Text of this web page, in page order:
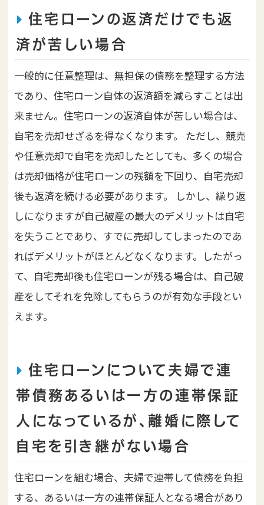
住宅ローンの返済だけでも返
済が苦しい場合
一般的に任意整理は、無担保の債務を整理する方法
であり、住宅ローン自体の返済額を減らすことは出
来ません。住宅ローンの返済自体が苦しい場合は、
自宅を売却せざるを得なくなります。
ただし、競売
や任意売却で自宅を売却したとしても、多くの場合
は売却価格が住宅ローンの残額を下回り、自宅売却
後も返済を続ける必要があります。
しかし、繰り返
しになりますが自己破産の最大のデメリットは自宅
を失うことであり、すでに売却してしまったのであ
ればデメリットがほとんどなくなります。したがっ
て、自宅売却後も住宅ローンが残る場合は、自己破
産をしてそれを免除してもらうのが有効な手段とい
えます。
住宅ローンについて夫婦で連
帯債務あるいは一方の連帯保証
人になっているが、離婚に際して
自宅を引き継がない場合
住宅ローンを組む場合、夫婦で連帯して債務を負担
する、あるいは一方の連帯保証人となる場合があり